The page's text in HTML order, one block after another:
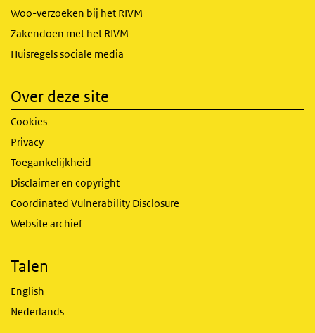
Woo-verzoeken bij het RIVM
Zakendoen met het RIVM
Huisregels sociale media
Over deze site
Cookies
Privacy
Toegankelijkheid
Disclaimer en copyright
Coordinated Vulnerability Disclosure
Website archief
Talen
English
Nederlands